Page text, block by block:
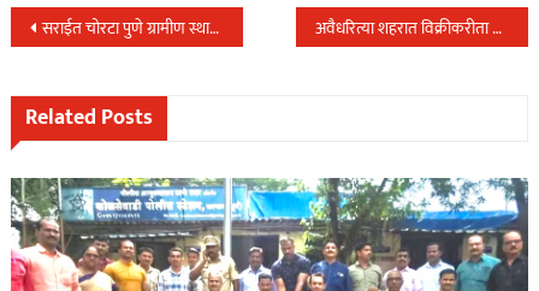
Post
navigation
सराईत चोरटा पुणे ग्रामीण स्थानिक गुन्हे शाखेच्या ताब्यात… अवैधरित्या शहरात विक्रीकरीता येणारा देशी विदेशी दारुचा साठा LCB च्या पथकाने पकडला…
Related Posts